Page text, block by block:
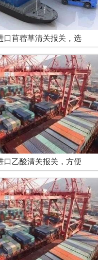
口苜蓿草清关报关，选
口乙酸清关报关，方便